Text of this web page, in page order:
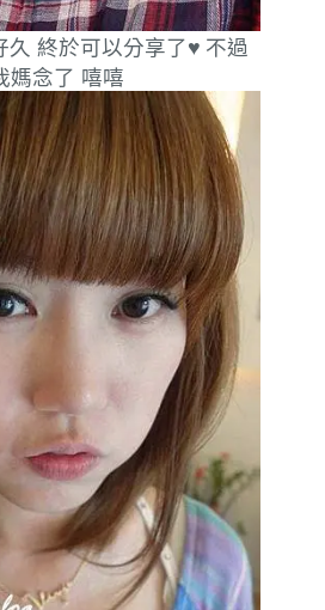
久 終於可以分享了♥ 不過
媽念了 嘻嘻